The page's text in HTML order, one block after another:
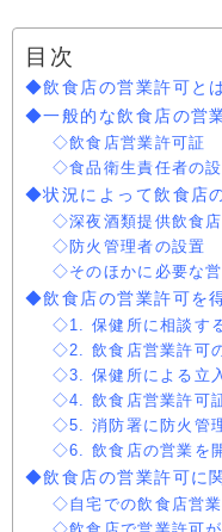
目次
◆飲食店の営業許可と
◆一般的な飲食店の営
◇飲食店営業許可証
◇食品衛生責任者の
◆状況によって飲食店
◇深夜酒類提供飲食
◇防火管理者の設置
◇そのほかに必要な
◆飲食店の営業許可を
◇1. 保健所に相談す
◇2. 飲食店営業許可
◇3. 保健所による立
◇4. 飲食店営業許可
◇5. 消防署に防火管
◇6. 飲食店の営業を
◆飲食店の営業許可に
◇自宅での飲食店営